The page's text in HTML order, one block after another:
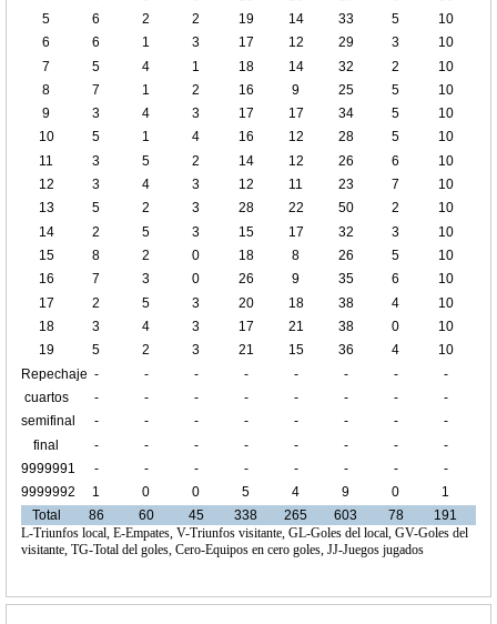
5
6 2 2 19 14 33 5
10
6
6 1 3 17 12 29 3
10
7
5 4 1 18 14 32 2
10
8
7 1 2 16 9 25 5
10
9
3 4 3 17 17 34 5
10
10
5 1 4 16 12 28 5
10
11
3 5 2 14 12 26 6
10
12
3 4 3 12 11 23 7
10
13
5 2 3 28 22 50 2
10
14
2 5 3 15 17 32 3
10
15
8 2 0 18 8 26 5
10
16
7 3 0 26 9 35 6
10
17
2 5 3 20 18 38 4
10
18
3 4 3 17 21 38 0
10
19
5 2 3 21 15 36 4
10
Repechaje - - - - - - -
-
cuartos
de final
- - - - - - -
-
semifinal
- - - - - - -
-
final
- - - - - - -
-
9999991
- - - - - - -
-
9999992
1 0 0 5 4 9 0
1
Total
86 60 45 338 265 603 78
191
L-Triunfos local, E-Empates, V-Triunfos visitante, GL-Goles del local, GV-Goles del
visitante, TG-Total del goles, Cero-Equipos en cero goles, JJ-Juegos jugados